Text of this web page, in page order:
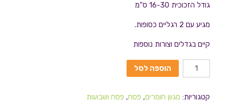
גודל הזכוכית 16-30 ס”מ
מגיע עם 2 רגליים כסופות.
קיים בגדלים וצורות נוספות
הוספה לסל
קטגוריות: מגוון חומרים, פסח, פסח ושבועות